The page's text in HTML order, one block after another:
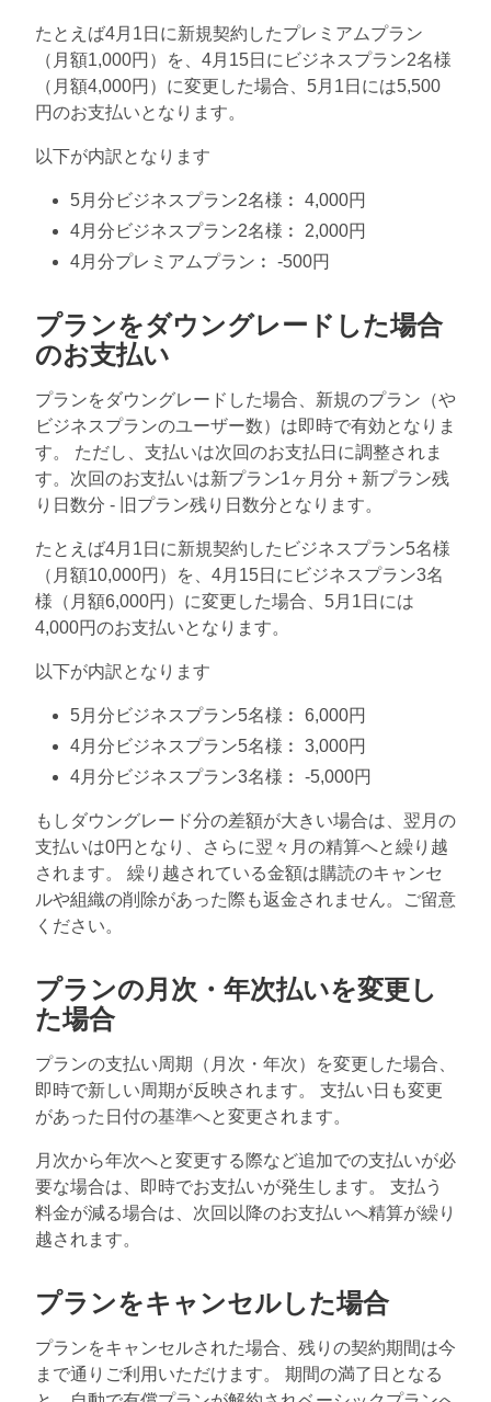
たとえば4月1日に新規契約したプレミアムプラン
（月額1,000円）を、4月15日にビジネスプラン2名様
（月額4,000円）に変更した場合、5月1日には5,500
円のお支払いとなります。
以下が内訳となります
5月分ビジネスプラン2名様︰ 4,000円
4月分ビジネスプラン2名様︰ 2,000円
4月分プレミアムプラン︰ -500円
プランをダウングレードした場合
のお支払い
プランをダウングレードした場合、新規のプラン（や
ビジネスプランのユーザー数）は即時で有効となりま
す。 ただし、支払いは次回のお支払日に調整されま
す。次回のお支払いは新プラン1ヶ月分 + 新プラン残
り日数分 - 旧プラン残り日数分となります。
たとえば4月1日に新規契約したビジネスプラン5名様
（月額10,000円）を、4月15日にビジネスプラン3名
様（月額6,000円）に変更した場合、5月1日には
4,000円のお支払いとなります。
以下が内訳となります
5月分ビジネスプラン5名様︰ 6,000円
4月分ビジネスプラン5名様︰ 3,000円
4月分ビジネスプラン3名様︰ -5,000円
もしダウングレード分の差額が大きい場合は、翌月の
支払いは0円となり、さらに翌々月の精算へと繰り越
されます。 繰り越されている金額は購読のキャンセ
ルや組織の削除があった際も返金されません。ご留意
ください。
プランの月次・年次払いを変更し
た場合
プランの支払い周期（月次・年次）を変更した場合、
即時で新しい周期が反映されます。 支払い日も変更
があった日付の基準へと変更されます。
月次から年次へと変更する際など追加での支払いが必
要な場合は、即時でお支払いが発生します。 支払う
料金が減る場合は、次回以降のお支払いへ精算が繰り
越されます。
プランをキャンセルした場合
プランをキャンセルされた場合、残りの契約期間は今
まで通りご利用いただけます。 期間の満了日となる